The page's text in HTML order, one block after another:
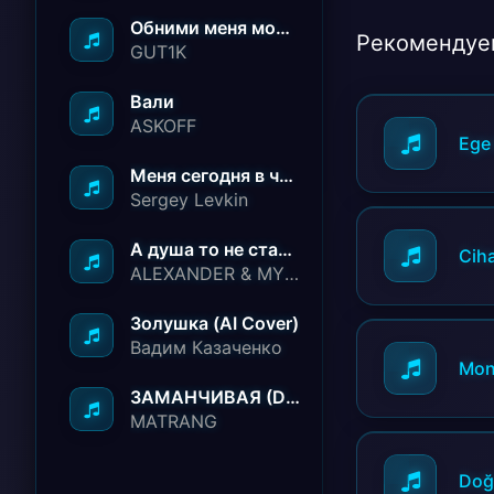
Обними меня молча ничего не говори
GUT1K
Вали
ASKOFF
Меня сегодня в чёрный список занесли
Sergey Levkin
А душа то не стареет
ALEXANDER & MY FAMILY
Золушка (AI Cover)
Вадим Казаченко
ЗАМАНЧИВАЯ (Deep House Remix)
MATRANG